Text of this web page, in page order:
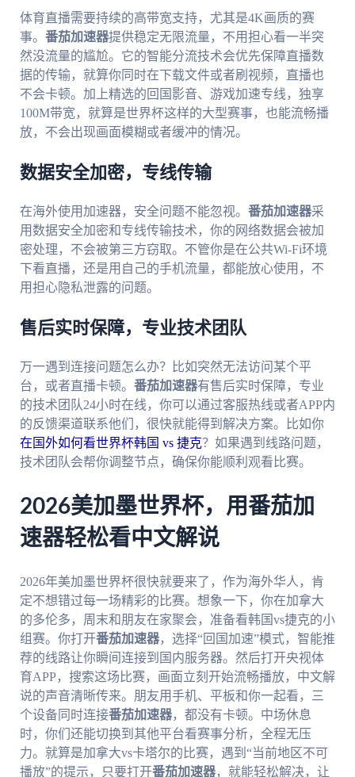
体育直播需要持续的高带宽支持，尤其是4K画质的赛
事。 番茄加速器提供稳定无限流量，不用担心看一半突
然没流量的尴尬。它的智能分流技术会优先保障直播数
据的传输，就算你同时在下载文件或者刷视频，直播也
不会卡顿。加上精选的回国影音、游戏加速专线，独享
100M带宽，就算是世界杯这样的大型赛事，也能流畅播
放，不会出现画面模糊或者缓冲的情况。
数据安全加密，专线传输
在海外使用加速器，安全问题不能忽视。 番茄加速器采
用数据安全加密和专线传输技术，你的网络数据会被加
密处理，不会被第三方窃取。不管你是在公共Wi-Fi环境
下看直播，还是用自己的手机流量，都能放心使用，不
用担心隐私泄露的问题。
售后实时保障，专业技术团队
万一遇到连接问题怎么办？比如突然无法访问某个平
台，或者直播卡顿。 番茄加速器有售后实时保障，专业
的技术团队24小时在线，你可以通过客服热线或者APP内
的反馈渠道联系他们，很快就能得到解决方案。比如你
在国外如何看世界杯韩国 vs 捷克？如果遇到线路问题，
技术团队会帮你调整节点，确保你能顺利观看比赛。
2026美加墨世界杯，用番茄加
速器轻松看中文解说
2026年美加墨世界杯很快就要来了，作为海外华人，肯
定不想错过每一场精彩的比赛。想象一下，你在加拿大
的多伦多，周末和朋友在家聚会，准备看韩国vs捷克的小
组赛。你打开番茄加速器，选择“回国加速”模式，智能推
荐的线路让你瞬间连接到国内服务器。然后打开央视体
育APP，搜索这场比赛，画面立刻开始流畅播放，中文解
说的声音清晰传来。朋友用手机、平板和你一起看，三
个设备同时连接番茄加速器，都没有卡顿。中场休息
时，你们还能切换到其他平台看赛事分析，全程无压
力。就算是加拿大vs卡塔尔的比赛，遇到“当前地区不可
播放”的提示，只要打开番茄加速器，就能轻松解决，让